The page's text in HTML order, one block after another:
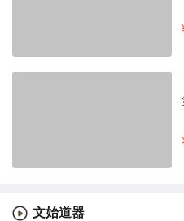
文始道器